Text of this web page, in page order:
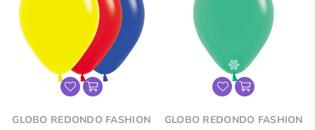
GLOBO REDONDO FASHION
GLOBO REDONDO FASHION